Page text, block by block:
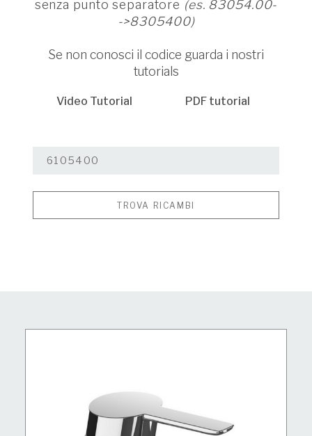
senza punto separatore (es. 83054.00-
->8305400)
Se non conosci il codice guarda i nostri
tutorials
Video Tutorial PDF tutorial
TROVA RICAMBI